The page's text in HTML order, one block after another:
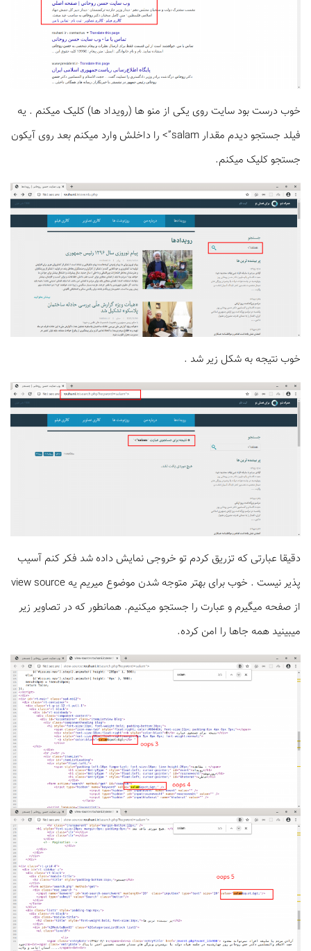
خوب درست بود سایت روی یکی از منو ها (رویداد ها) کلیک میکنم . یه
فیلد جستجو دیدم مقدار salam”> را داخلش وارد میکنم بعد روی آیکون
جستجو کلیک میکنم.
خوب نتیجه به شکل زیر شد .
دقیقا عبارتی که تزریق کردم تو خروجی نمایش داده شد فکر کنم آسیب
پذیر نیست . خوب برای بهتر متوجه شدن موضوع میریم یه view source
از صفحه میگیرم و عبارت را جستجو میکنیم. همانطور که در تصاویر زیر
میبینید همه جاها را امن کرده.